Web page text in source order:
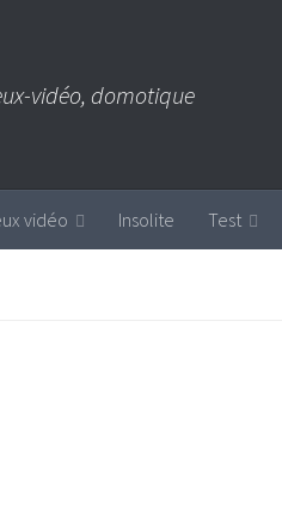
vidéo, domotique
vidéo Insolite Test